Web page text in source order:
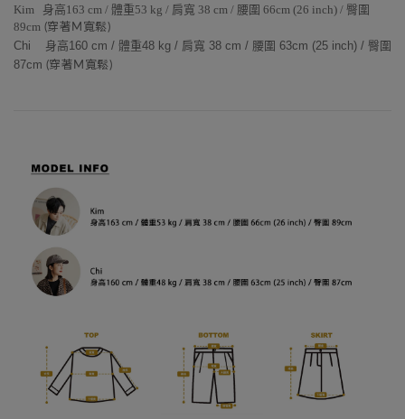
Kim 身高163 cm / 體重53 kg / 肩寬 38 cm / 腰圍 66cm (26 inch) / 臀圍
89cm (穿著M寬鬆 )
Chi 身高160 cm / 體重48 kg / 肩寬 38 cm / 腰圍 63cm (25 inch) / 臀圍
87cm (穿著M寬鬆)